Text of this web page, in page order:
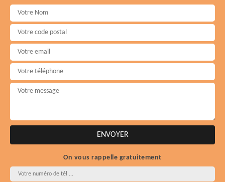
On vous rappelle gratuitement